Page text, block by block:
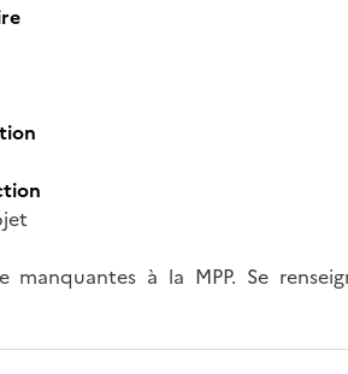
manquantes à la MPP. Se